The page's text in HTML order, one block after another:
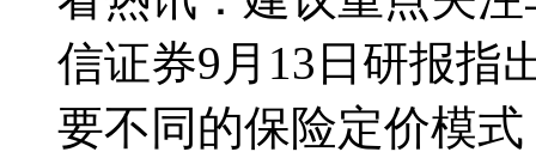
信证券9月13日研报指
要不同的保险定价模